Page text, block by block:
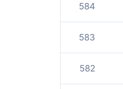
584
583
582